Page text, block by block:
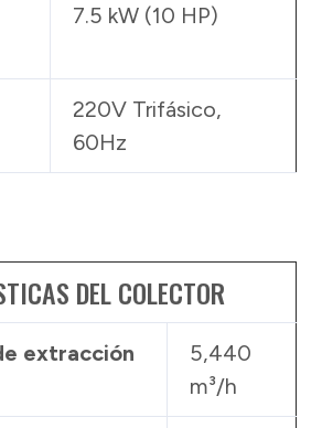
7.5 kW (10 HP)
220V Trifásico,
60Hz
DEL COLECTOR
extracción
5,440
m³/h